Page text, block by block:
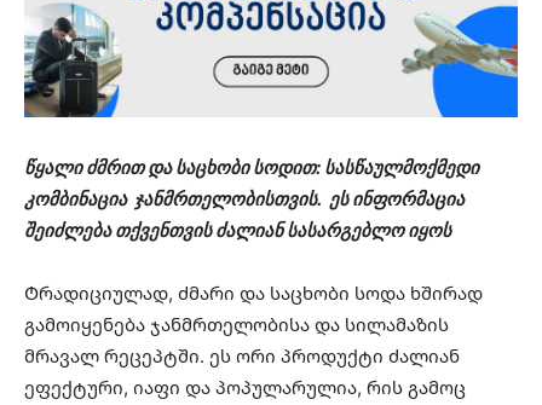
წყალი ძმრით და საცხობი სოდით: სასწაულმოქმედი
კომბინაცია ჯანმრთელობისთვის. ეს ინფორმაცია
შეიძლება თქვენთვის ძალიან სასარგებლო იყოს
Ტრადიციულად, ძმარი და საცხობი სოდა ხშირად
გამოიყენება ჯანმრთელობისა და სილამაზის
მრავალ რეცეპტში. ეს ორი პროდუქტი ძალიან
ეფექტური, იაფი და პოპულარულია, რის გამოც